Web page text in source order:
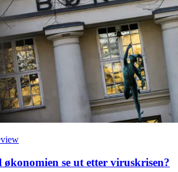
se ut etter viruskrisen?